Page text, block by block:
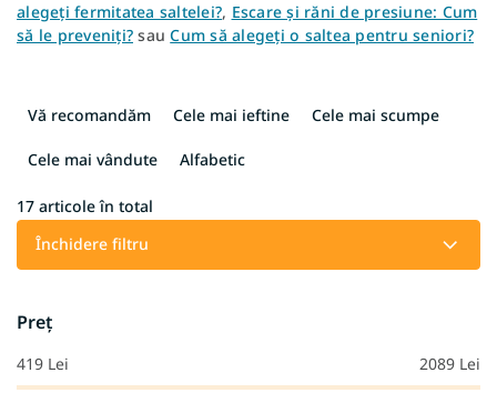
alegeți fermitatea saltelei?, Escare și răni de presiune: Cum
să le preveniți? sauCum să alegeți o saltea pentru seniori?
e
e
t
p
r
o
Vă recomandăm Cele mai ieftine Cele mai scumpe
Cele mai vândute Alfabetic
17 articole în total
Închidere filtru
Preţ
419 Lei 2089 Lei